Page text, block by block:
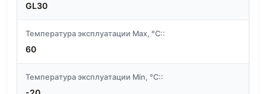
GL30
Температура эксплуатации Max, °C::
60
Температура эксплуатации Min, °C::